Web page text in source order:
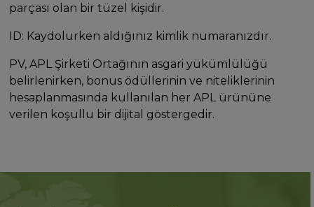
parçası olan bir tüzel kişidir.
ID: Kaydolurken aldığınız kimlik numaranızdır.
PV, APL Şirketi Ortağının asgari yükümlülüğü
belirlenirken, bonus ödüllerinin ve niteliklerinin
hesaplanmasında kullanılan her APL ürününe
verilen koşullu bir dijital göstergedir.